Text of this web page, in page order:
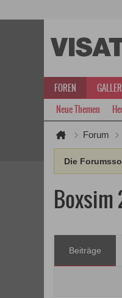
FOREN
Neue Themen
Forum
Die
Boxsim
Beiträge